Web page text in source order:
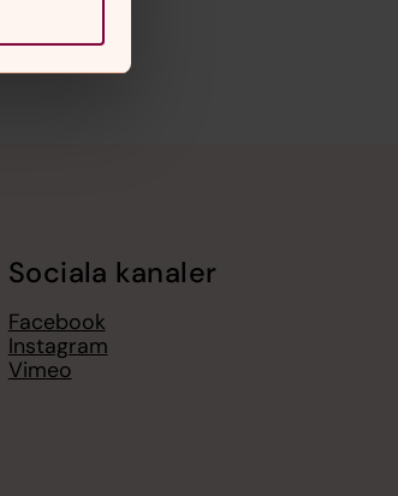
Sociala kanaler
Facebook
Instagram
Vimeo